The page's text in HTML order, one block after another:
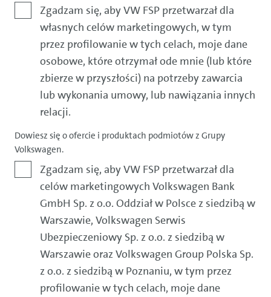
Zgadzam się, aby VW FSP przetwarzał dla
własnych celów marketingowych, w tym
przez profilowanie w tych celach, moje dane
osobowe, które otrzymał ode mnie (lub które
zbierze w przyszłości) na potrzeby zawarcia
lub wykonania umowy, lub nawiązania innych
relacji.
Dowiesz się o ofercie i produktach podmiotów z Grupy
Volkswagen.
Zgadzam się, aby VW FSP przetwarzał dla
celów marketingowych Volkswagen Bank
GmbH Sp. z o.o. Oddział w Polsce z siedzibą w
Warszawie, Volkswagen Serwis
Ubezpieczeniowy Sp. z o.o. z siedzibą w
Warszawie oraz Volkswagen Group Polska Sp.
z o.o. z siedzibą w Poznaniu, w tym przez
profilowanie w tych celach, moje dane